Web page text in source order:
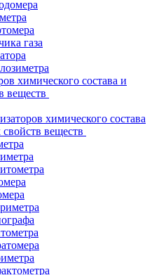
газа
химического состава и
веществ
химического состава
веществ